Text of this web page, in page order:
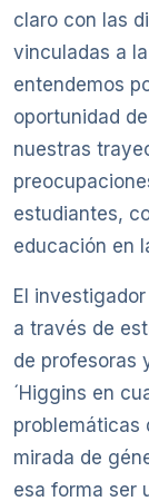
claro con las
vinculadas a
entendemos
oportunidad
nuestras
estudiantes,
educación en
El
a través de
de profesoras
´Higgins en
problemáticas
mirada de
esa forma ser